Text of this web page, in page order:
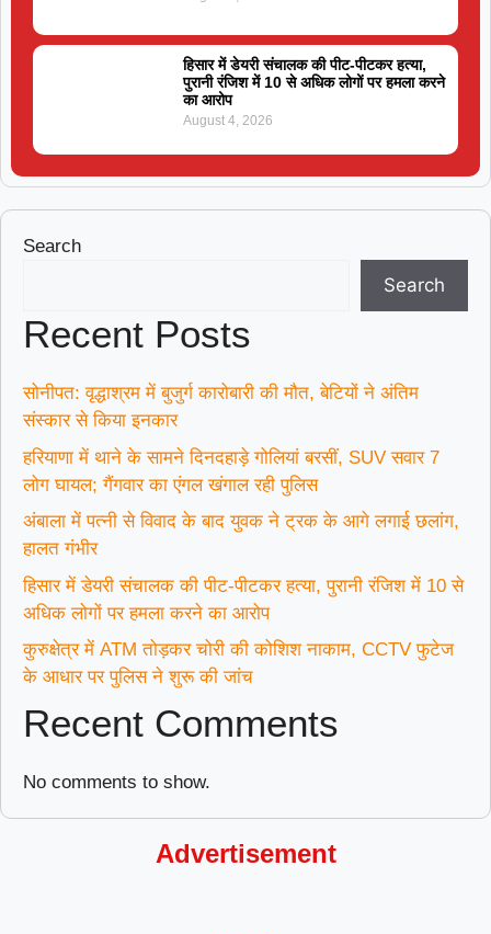
हिसार में डेयरी संचालक की पीट-पीटकर हत्या,
पुरानी रंजिश में 10 से अधिक लोगों पर हमला करने
का आरोप
August 4, 2026
Search
Search
Recent Posts
सोनीपत: वृद्धाश्रम में बुजुर्ग कारोबारी की मौत, बेटियों ने अंतिम
संस्कार से किया इनकार
हरियाणा में थाने के सामने दिनदहाड़े गोलियां बरसीं, SUV सवार 7
लोग घायल; गैंगवार का एंगल खंगाल रही पुलिस
अंबाला में पत्नी से विवाद के बाद युवक ने ट्रक के आगे लगाई छलांग,
हालत गंभीर
हिसार में डेयरी संचालक की पीट-पीटकर हत्या, पुरानी रंजिश में 10 से
अधिक लोगों पर हमला करने का आरोप
कुरुक्षेत्र में ATM तोड़कर चोरी की कोशिश नाकाम, CCTV फुटेज
के आधार पर पुलिस ने शुरू की जांच
Recent Comments
No comments to show.
Advertisement